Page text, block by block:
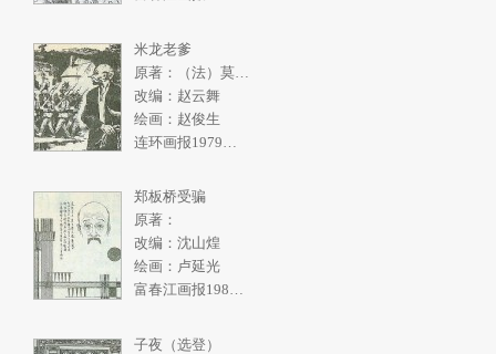
米龙老爹
改编：赵云舞
绘画：赵俊生
郑板桥受骗
原著：
改编：沈山煌
绘画：卢延光
富春江画报1986年3期
子夜（选登）